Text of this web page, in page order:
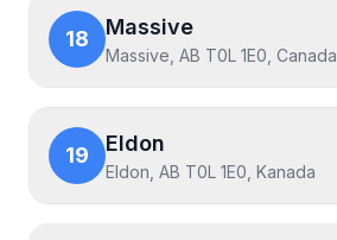
18 Massive
Massive, AB T0L 1E0, Canada
19 Eldon
Eldon, AB T0L 1E0, Kanada